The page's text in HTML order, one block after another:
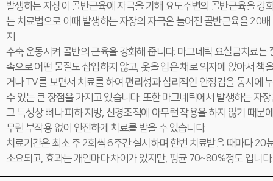
발생하는 자장이 골반근육에 자극을 가해 요도주변의 골반근육을 강
는 치료법으로 이때 발생하는 자장의 자극은 늘어진 골반근육을 20배
지
수축 운동시켜 골반의 근육을 강화해 줍니다. 마그네틱 요실금치료는
속으로 어떤 물질도 삽입하지 않고, 옷을 입은 채로 의자에 앉아서 책
거나 TV를 보면서 치료를 하여 편리성과 심리적인 안정감을 동시에
수 있는 큰 장점을 가지고 있습니다. 또한 마그네틱에서 발생하는 자장
그 특성상 뼈나 피하 지방, 신경조직에 아무런 작용을 하지 않기 때문
무런 부작용 없이 안전하게 치료를 받을 수 있습니다.
치료기간은 최소 주 2회씩 6주간 실시하며 한번 치료받을 때마다 20
소요되고, 효과는 개인마다 차이가 있지만, 평균 70~80%정도 입니다.